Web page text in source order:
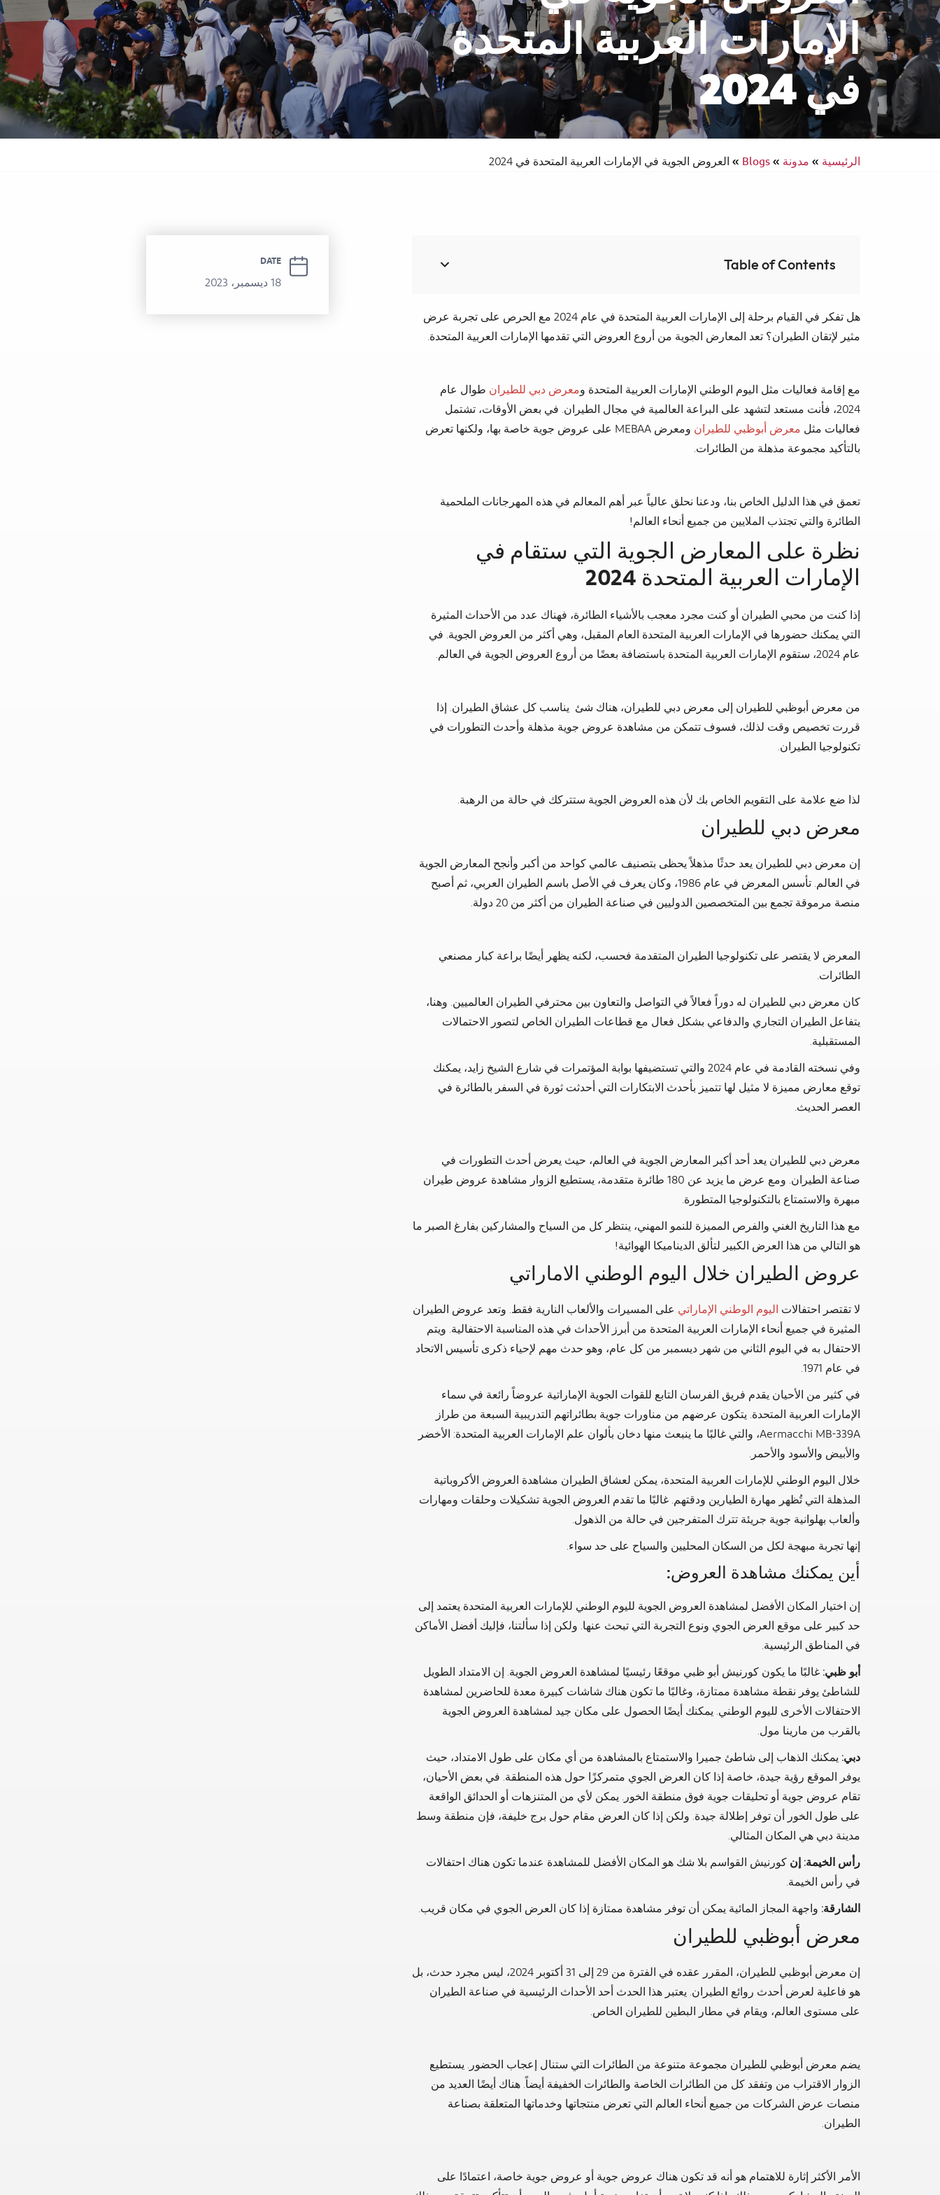
انتركونتيننتال سبا والدورف فندق سوفيتيل الحمرا سفر يسهل الوصول إليه
الإمارات العربية المتحدة
في 2024
الرئيسية»مدونة»
Blogs
»العروض الجوية في الإمارات العربية المتحدة في 2024
Table of Contents
هل تفكر في القيام برحلة إلى الإمارات العربية المتحدة في عام 2024 مع الحرص على تجربة عرض
مثير لإتقان الطيران؟ تعد المعارض الجوية من أروع العروض التي تقدمها الإمارات العربية المتحدة.
مع إقامة فعاليات مثل اليوم الوطني الإمارات العربية المتحدة ومعرض دبي للطيرانطوال عام
2024، فأنت مستعد لتشهد على البراعة العالمية في مجال الطيران. في بعض الأوقات، تشتمل
فعاليات مثلمعرض أبوظبي للطيران
ومعرض MEBAA على عروض جوية خاصة بها، ولكنها تعرض
بالتأكيد مجموعة مذهلة من الطائرات.
تعمق في هذا الدليل الخاص بنا، ودعنا نحلق عالياً عبر أهم المعالم في هذه المهرجانات الملحمية
الطائرة والتي تجتذب الملايين من جميع أنحاء العالم!
نظرة على المعارض الجوية التي ستقام في
الإمارات العربية المتحدة 2024
إذا كنت من محبي الطيران أو كنت مجرد معجب بالأشياء الطائرة، فهناك عدد من الأحداث المثيرة
التي يمكنك حضورها في الإمارات العربية المتحدة العام المقبل، وهي أكثر من العروض الجوية. في
عام 2024، ستقوم الإمارات العربية المتحدة باستضافة بعضًا من أروع العروض الجوية في العالم.
من معرض أبوظبي للطيران إلى معرض دبي للطيران، هناك شئ يناسب كل عشاق الطيران. إذا
قررت تخصيص وقت لذلك، فسوف تتمكن من مشاهدة عروض جوية مذهلة وأحدث التطورات في
تكنولوجيا الطيران.
لذا ضع علامة على التقويم الخاص بك لأن هذه العروض الجوية ستتركك في حالة من الرهبة.
معرض دبي للطيران
إن معرض دبي للطيران يعد حدثًا مذهلاً يحظى بتصنيف عالمي كواحد من أكبر وأنجح المعارض الجوية
في العالم. تأسس المعرض في عام 1986، وكان يعرف في الأصل باسم الطيران العربي، ثم أصبح
منصة مرموقة تجمع بين المتخصصين الدوليين في صناعة الطيران من أكثر من 20 دولة.
المعرض لا يقتصر على تكنولوجيا الطيران المتقدمة فحسب، لكنه يظهر أيضًا براعة كبار مصنعي
الطائرات.
كان معرض دبي للطيران له دوراً فعالاً في التواصل والتعاون بين محترفي الطيران العالميين. وهنا،
يتفاعل الطيران التجاري والدفاعي بشكل فعال مع قطاعات الطيران الخاص لتصور الاحتمالات
المستقبلية.
وفي نسخته القادمة في عام 2024 والتي تستضيفها بوابة المؤتمرات في شارع الشيخ زايد، يمكنك
توقع معارض مميزة لا مثيل لها تتميز بأحدث الابتكارات التي أحدثت ثورة في السفر بالطائرة في
العصر الحديث.
معرض دبي للطيران يعد أحد أكبر المعارض الجوية في العالم، حيث يعرض أحدث التطورات في
صناعة الطيران. ومع عرض ما يزيد عن 180 طائرة متقدمة، يستطيع الزوار مشاهدة عروض طيران
مبهرة والاستمتاع بالتكنولوجيا المتطورة.
مع هذا التاريخ الغني والفرص المميزة للنمو المهني، ينتظر كل من السياح والمشاركين بفارغ الصبر ما
هو التالي من هذا العرض الكبير لتألق الديناميكا الهوائية!
عروض الطيران خلال اليوم الوطني الاماراتي
لا تقتصر احتفالاتاليوم الوطني الإماراتي على المسيرات والألعاب النارية فقط. وتعد عروض الطيران
المثيرة في جميع أنحاء الإمارات العربية المتحدة من أبرز الأحداث في هذه المناسبة الاحتفالية. ويتم
الاحتفال به في اليوم الثاني من شهر ديسمبر من كل عام، وهو حدث مهم لإحياء ذكرى تأسيس الاتحاد
في عام 1971.
في كثير من الأحيان يقدم فريق الفرسان التابع للقوات الجوية الإماراتية عروضاً رائعة في سماء
الإمارات العربية المتحدة. يتكون عرضهم من مناورات جوية بطائراتهم التدريبية السبعة من طراز
Aermacchi MB-339A، والتي غالبًا ما ينبعث منها دخان بألوان علم الإمارات العربية المتحدة: الأخضر
والأبيض والأسود والأحمر.
خلال اليوم الوطني للإمارات العربية المتحدة، يمكن لعشاق الطيران مشاهدة العروض الأكروباتية
المذهلة التي تُظهر مهارة الطيارين ودقتهم. غالبًا ما تقدم العروض الجوية تشكيلات وحلقات ومهارات
وألعاب بهلوانية جوية جريئة تترك المتفرجين في حالة من الذهول.
إنها تجربة مبهجة لكل من السكان المحليين والسياح على حد سواء.
أين يمكنك مشاهدة العروض:
إن اختيار المكان الأفضل لمشاهدة العروض الجوية لليوم الوطني للإمارات العربية المتحدة يعتمد إلى
حد كبير على موقع العرض الجوي ونوع التجربة التي تبحث عنها. ولكن إذا سألتنا، فإليك أفضل الأماكن
في المناطق الرئيسية.
أبو ظبي:غالبًا ما يكون كورنيش أبو ظبي موقعًا رئيسيًا لمشاهدة العروض الجوية. إن الامتداد الطويل
للشاطئ يوفر نقطة مشاهدة ممتازة، وغالبًا ما تكون هناك شاشات كبيرة معدة للحاضرين لمشاهدة
الاحتفالات الأخرى لليوم الوطني. يمكنك أيضًا الحصول على مكان جيد لمشاهدة العروض الجوية
بالقرب من مارينا مول.
دبي:يمكنك الذهاب إلى شاطئ جميرا والاستمتاع بالمشاهدة من أي مكان على طول الامتداد، حيث
يوفر الموقع رؤية جيدة، خاصة إذا كان العرض الجوي متمركزًا حول هذه المنطقة. في بعض الأحيان،
تقام عروض جوية أو تحليقات جوية فوق منطقة الخور. يمكن لأي من المتنزهات أو الحدائق الواقعة
على طول الخور أن توفر إطلالة جيدة. ولكن إذا كان العرض مقام حول برج خليفة، فإن منطقة وسط
مدينة دبي هي المكان المثالي.
رأس الخيمة: إنكورنيش القواسم بلا شك هو المكان الأفضل للمشاهدة عندما تكون هناك احتفالات
في رأس الخيمة.
الشارقة:واجهة المجاز المائية يمكن أن توفر مشاهدة ممتازة إذا كان العرض الجوي في مكان قريب.
معرض أبوظبي للطيران
إن معرض أبوظبي للطيران، المقرر عقده في الفترة من 29 إلى 31 أكتوبر 2024، ليس مجرد حدث، بل
هو فاعلية لعرض أحدث روائع الطيران. يعتبر هذا الحدث أحد الأحداث الرئيسية في صناعة الطيران
على مستوى العالم، ويقام في مطار البطين للطيران الخاص.
يضم معرض أبوظبي للطيران مجموعة متنوعة من الطائرات التي ستنال إعجاب الحضور. يستطيع
الزوار الاقتراب من وتفقد كل من الطائرات الخاصة والطائرات الخفيفة أيضاً. هناك أيضًا العديد من
منصات عرض الشركات من جميع أنحاء العالم التي تعرض منتجاتها وخدماتها المتعلقة بصناعة
الطيران.
الأمر الأكثر إثارة للاهتمام هو أنه قد تكون هناك عروض جوية أو عروض جوية خاصة، اعتمادًا على
DATE
18 ديسمبر، 2023